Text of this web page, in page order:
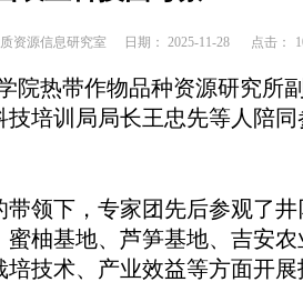
资源信息研究室 日期： 2025-11-28 点击：
院热带作物品种资源研究
培训局局长王忠先等人陪同
下，专家团先后参观了井
柚基地、芦笋基地、吉安
技术、产业效益等方面开展